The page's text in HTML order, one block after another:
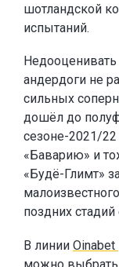
шотландской
испытаний.
Недооценивать
андердоги не
сильных
дошёл до
сезоне-2021/
«Баварию» и
«Будё-Глимт»
поздних
В линии Oinabet